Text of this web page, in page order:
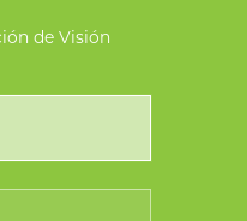
de Visión